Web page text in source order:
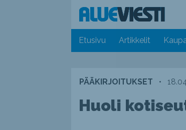
Etusivu Artikkelit
PÄÄKIRJOITUKSET •
Huoli